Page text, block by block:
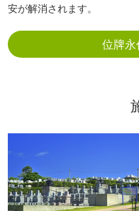
安が解消されます。
位牌永